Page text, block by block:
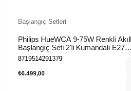
Başlangıç Setleri
Philips HueWCA 9-75W Renkli
Başlangıç Seti 2'li Kumandalı E27
Bluetooth Özellikli
8719514291379
₺6.499,00